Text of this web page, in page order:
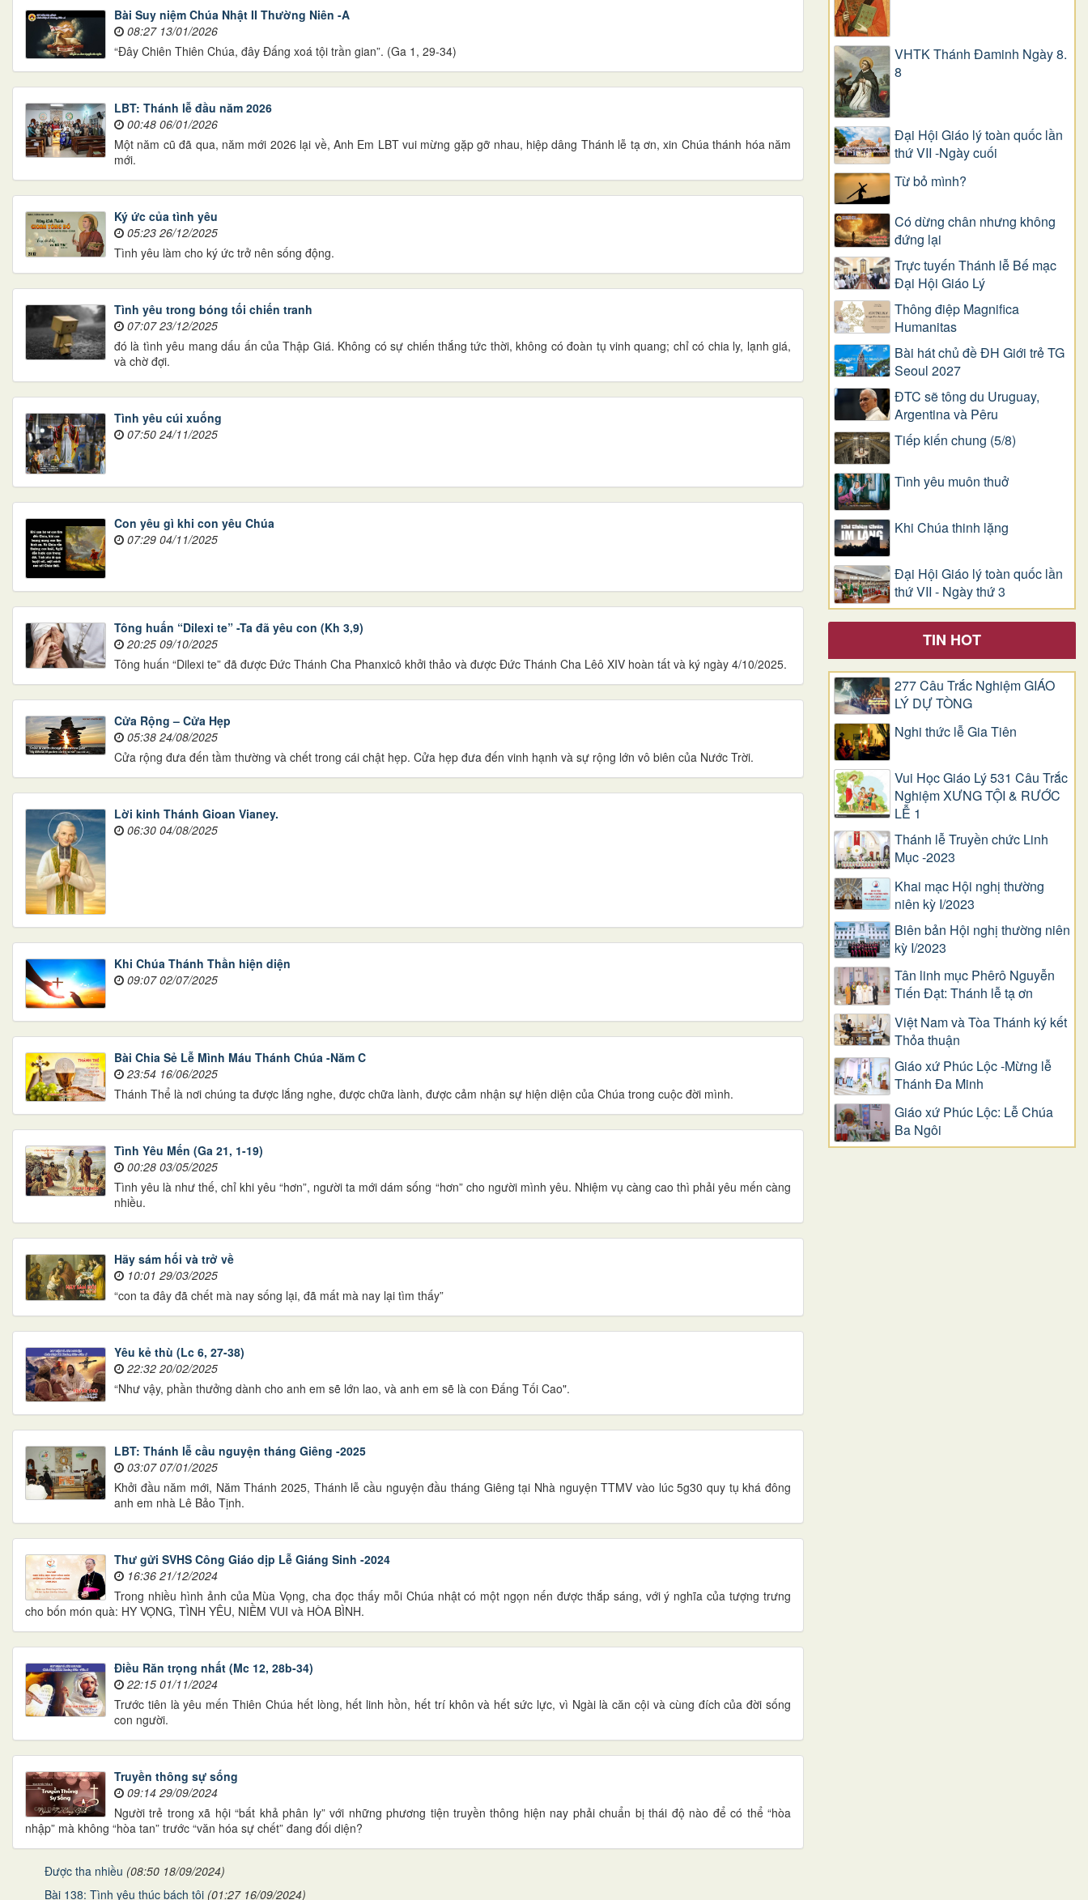
Bài Suy niệm Chúa Nhật II Thường Niên -A
08:27 13/01/2026
“Ðây Chiên Thiên Chúa, đây Ðấng xoá tội trần gian”. (Ga 1, 29-34)
LBT: Thánh lễ đầu năm 2026
00:48 06/01/2026
Một năm cũ đã qua, năm mới 2026 lại về, Anh Em LBT vui mừng gặp gỡ nhau, hiệp dâng Thánh lễ tạ ơn, xin Chúa thánh hóa năm
mới.
Ký ức của tình yêu
05:23 26/12/2025
Tình yêu làm cho ký ức trở nên sống động.
Tình yêu trong bóng tối chiến tranh
07:07 23/12/2025
đó là tình yêu mang dấu ấn của Thập Giá. Không có sự chiến thắng tức thời, không có đoàn tụ vinh quang; chỉ có chia ly, lạnh giá,
và chờ đợi.
Tình yêu cúi xuống
07:50 24/11/2025
Con yêu gì khi con yêu Chúa
07:29 04/11/2025
Tông huấn “Dilexi te” -Ta đã yêu con (Kh 3,9)
20:25 09/10/2025
Tông huấn “Dilexi te” đã được Đức Thánh Cha Phanxicô khởi thảo và được Đức Thánh Cha Lêô XIV hoàn tất và ký ngày 4/10/2025.
Cửa Rộng – Cửa Hẹp
05:38 24/08/2025
Cửa rộng đưa đến tầm thường và chết trong cái chật hẹp. Cửa hẹp đưa đến vinh hạnh và sự rộng lớn vô biên của Nước Trời.
Lời kinh Thánh Gioan Vianey.
06:30 04/08/2025
Khi Chúa Thánh Thần hiện diện
09:07 02/07/2025
Bài Chia Sẻ Lễ Mình Máu Thánh Chúa -Năm C
23:54 16/06/2025
Thánh Thể là nơi chúng ta được lắng nghe, được chữa lành, được cảm nhận sự hiện diện của Chúa trong cuộc đời mình.
Tình Yêu Mến (Ga 21, 1-19)
00:28 03/05/2025
Tình yêu là như thế, chỉ khi yêu “hơn”, người ta mới dám sống “hơn” cho người mình yêu. Nhiệm vụ càng cao thì phải yêu mến càng
nhiều.
Hãy sám hối và trở về
10:01 29/03/2025
“con ta đây đã chết mà nay sống lại, đã mất mà nay lại tìm thấy”
Yêu kẻ thù (Lc 6, 27-38)
22:32 20/02/2025
“Như vậy, phần thưởng dành cho anh em sẽ lớn lao, và anh em sẽ là con Đấng Tối Cao".
LBT: Thánh lễ cầu nguyện tháng Giêng -2025
03:07 07/01/2025
Khởi đầu năm mới, Năm Thánh 2025, Thánh lễ cầu nguyện đầu tháng Giêng tại Nhà nguyện TTMV vào lúc 5g30 quy tụ khá đông
anh em nhà Lê Bảo Tịnh.
Thư gửi SVHS Công Giáo dịp Lễ Giáng Sinh -2024
16:36 21/12/2024
Trong nhiều hình ảnh của Mùa Vọng, cha đọc thấy mỗi Chúa nhật có một ngọn nến được thắp sáng, với ý nghĩa của tượng trưng
cho bốn món quà: HY VỌNG, TÌNH YÊU, NIỀM VUI và HÒA BÌNH.
Điều Răn trọng nhất (Mc 12, 28b-34)
22:15 01/11/2024
Trước tiên là yêu mến Thiên Chúa hết lòng, hết linh hồn, hết trí khôn và hết sức lực, vì Ngài là căn cội và cùng đích của đời sống
con người.
Truyền thông sự sống
09:14 29/09/2024
Người trẻ trong xã hội “bất khả phân ly” với những phương tiện truyền thông hiện nay phải chuẩn bị thái độ nào để có thể “hòa
nhập” mà không “hòa tan” trước “văn hóa sự chết” đang đối diện?
Được tha nhiều (08:50 18/09/2024)
Bài 138: Tình yêu thúc bách tôi (01:27 16/09/2024)
VHTK Thánh Đaminh Ngày 8.
8
Đại Hội Giáo lý toàn quốc lần
thứ VII -Ngày cuối
Từ bỏ mình?
Có dừng chân nhưng không
đứng lại
Trực tuyến Thánh lễ Bế mạc
Đại Hội Giáo Lý
Thông điệp Magnifica
Humanitas
Bài hát chủ đề ĐH Giới trẻ TG
Seoul 2027
ĐTC sẽ tông du Uruguay,
Argentina và Pêru
Tiếp kiến chung (5/8)
Tình yêu muôn thuở
Khi Chúa thinh lặng
Đại Hội Giáo lý toàn quốc lần
thứ VII - Ngày thứ 3
TIN HOT
277 Câu Trắc Nghiệm GIÁO
LÝ DỰ TÒNG
Nghi thức lễ Gia Tiên
Vui Học Giáo Lý 531 Câu Trắc
Nghiệm XƯNG TỘI & RƯỚC
LỄ 1
Thánh lễ Truyền chức Linh
Mục -2023
Khai mạc Hội nghị thường
niên kỳ I/2023
Biên bản Hội nghị thường niên
kỳ I/2023
Tân linh mục Phêrô Nguyễn
Tiến Đạt: Thánh lễ tạ ơn
Việt Nam và Tòa Thánh ký kết
Thỏa thuận
Giáo xứ Phúc Lộc -Mừng lễ
Thánh Đa Minh
Giáo xứ Phúc Lộc: Lễ Chúa
Ba Ngôi